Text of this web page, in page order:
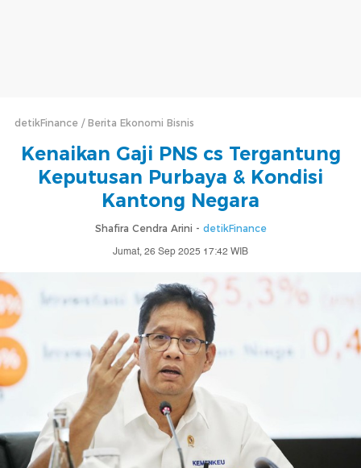
detikFinance Berita Ekonomi Bisnis
Kenaikan Gaji PNS cs Tergantung
Keputusan Purbaya & Kondisi
Kantong Negara
Shafira Cendra Arini - detikFinance
Jumat, 26 Sep 2025 17:42 WIB